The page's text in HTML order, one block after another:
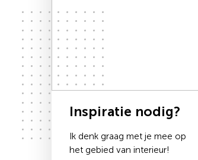
Inspiratie nodig?
Ik denk graag met je mee op
het gebied van interieur!